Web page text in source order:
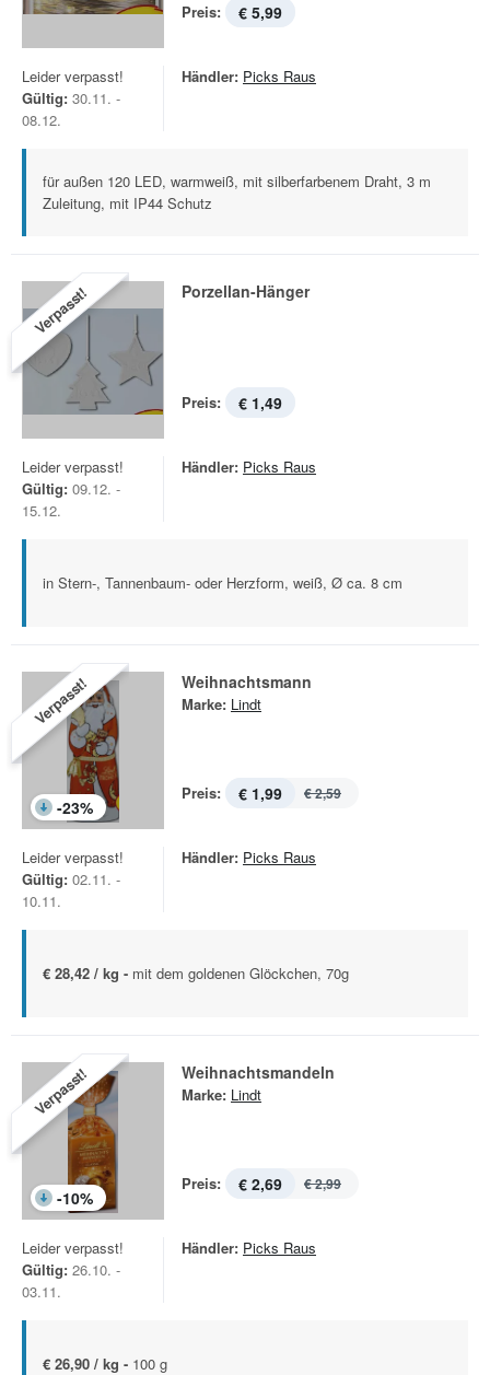
Preis: € 5,99
Leider verpasst!
Gültig: 30.11. -
08.12.
Händler: Picks Raus
für außen 120 LED, warmweiß, mit silberfarbenem Draht, 3 m
Zuleitung, mit IP44 Schutz
Verpasst! Porzellan-Hänger
Preis: € 1,49
Leider verpasst!
Gültig: 09.12. -
15.12.
Händler: Picks Raus
in Stern-, Tannenbaum- oder Herzform, weiß, Ø ca. 8 cm
Verpasst!
-23%
Weihnachtsmann
Marke: Lindt
Preis: € 1,99 € 2,59
Leider verpasst!
Gültig: 02.11. -
10.11.
Händler: Picks Raus
€ 28,42 / kg - mit dem goldenen Glöckchen, 70g
Verpasst!
-10%
Weihnachtsmandeln
Marke: Lindt
Preis: € 2,69 € 2,99
Leider verpasst!
Gültig: 26.10. -
03.11.
Händler: Picks Raus
€ 26,90 / kg - 100 g